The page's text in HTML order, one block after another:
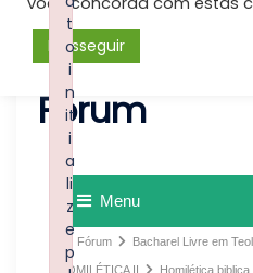
Forum
Menu
Fórum Bacharel Livre em
HOMILÉTICA II Homilética biblica
Prosseguir
t
o
i
n
it
i
a
li
z
e
p